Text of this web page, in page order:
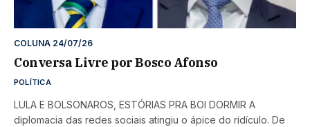
COLUNA 24/07/26
Conversa Livre por Bosco Afonso
POLÍTICA
LULA E BOLSONAROS, ESTÓRIAS PRA BOI DORMIR A
diplomacia das redes sociais atingiu o ápice do ridículo. De